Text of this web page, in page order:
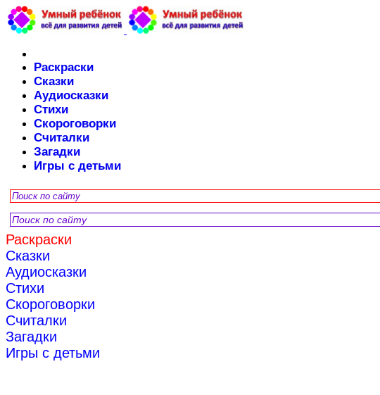
Раскраски
Сказки
Аудиосказки
Стихи
Скороговорки
Считалки
Загадки
Игры с детьми
Раскраски
Сказки
Аудиосказки
Стихи
Скороговорки
Считалки
Загадки
Игры с детьми